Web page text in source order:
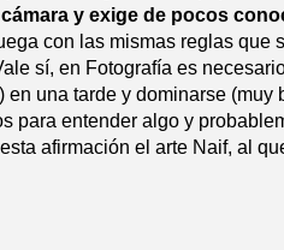
y exige de pocos
con las mismas reglas que
sí, en Fotografía es
en una tarde y dominarse
para entender algo y
afirmación el arte Naif, al